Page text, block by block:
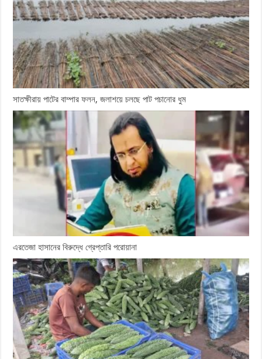
সাতক্ষীরায় পাটের বাম্পার ফলন, জলাশয়ে চলছে পাট পচানোর ধুম
এরতেজা হাসানের বিরুদ্ধে গ্রেপ্তারি পরোয়ানা